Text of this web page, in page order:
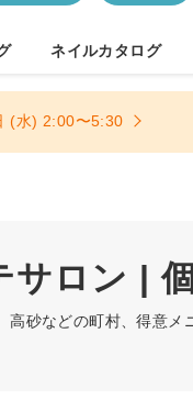
ネイルカタログ
(水) 2:00〜5:30
ロン |
砂などの町村、得意メ